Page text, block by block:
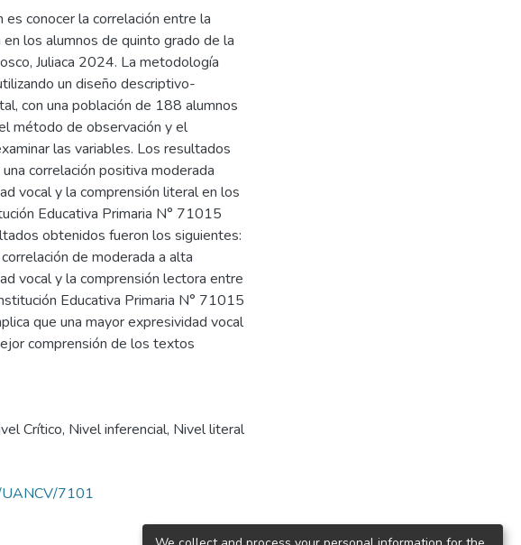
conocer la correlación entre la
los alumnos de quinto grado de la
Juliaca 2024. La metodología
un diseño descriptivo-
con una población de 188 alumnos
método de observación y el
las variables. Los resultados
correlación positiva moderada
vocal y la comprensión literal en los
Educativa Primaria N° 71015
obtenidos fueron los siguientes:
de moderada a alta
vocal y la comprensión lectora entre
Educativa Primaria N° 71015
que una mayor expresividad vocal
comprensión de los textos
Crítico, Nivel inferencial, Nivel literal
UANCV/7101